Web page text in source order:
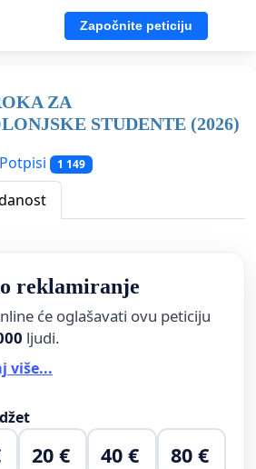
Započnite peticiju
ZA
STUDENTE (2026)
Potpisi 1 149
reklamiranje
će oglašavati ovu peticiju
ljudi.
više...
20 € 40 € 80 €